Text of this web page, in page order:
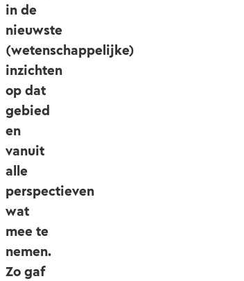
in de
nieuwste
(wetenschappelijke)
inzichten
op dat
gebied
en
vanuit
alle
perspectieven
wat
mee te
nemen.
Zo gaf